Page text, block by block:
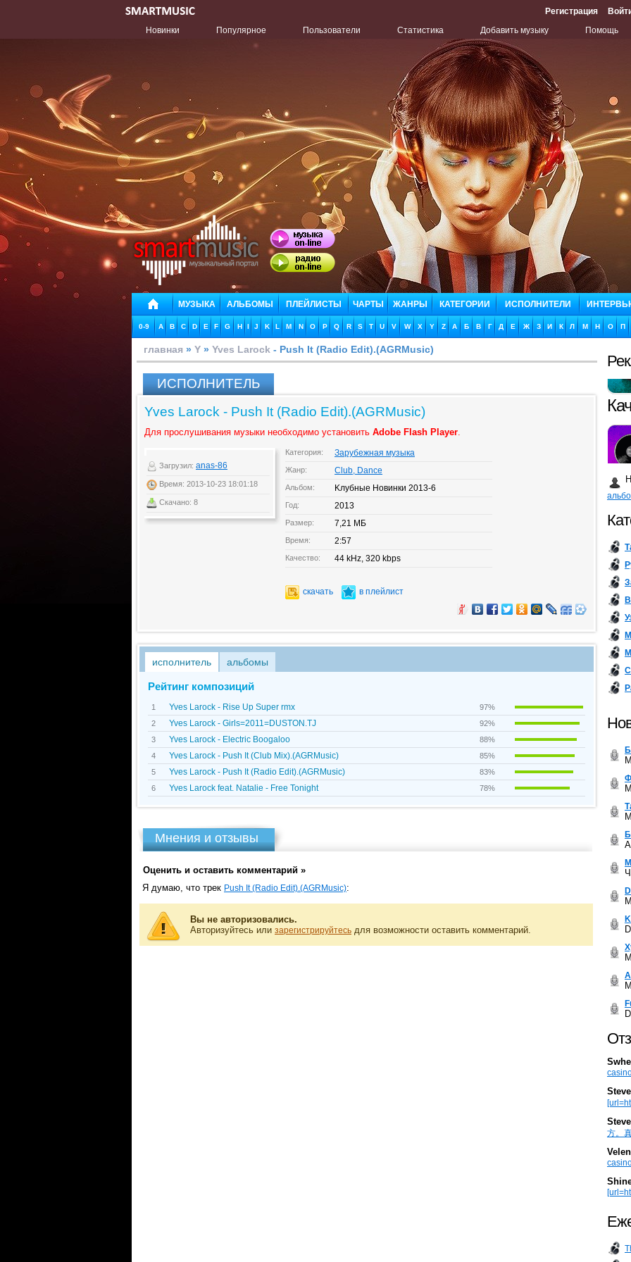
Регистрация
Новинки
Популярное Пользователи Статистика Добавить музыку Помощь
МУЗЫКА АЛЬБОМЫ ПЛЕЙЛИСТЫ ЧАРТЫ ЖАНРЫ КАТЕГОРИИ ИСПОЛНИТЕЛИ
0-9 A B C D E F G H I J K L M N O P Q R S T U V W X Y Z А Б В Г Д Е Ж З И К Л М Н О П
главная » Y » Yves Larock - Push It (Radio Edit).(AGRMusic)
ИСПОЛНИТЕЛЬ
Yves Larock - Push It (Radio Edit).(AGRMusic)
Для прослушивания музыки необходимо установить Adobe Flash Player.
Загрузил: anas-86
Время: 2013-10-23 18:01:18
Скачано: 8
Категория: Зарубежная музыка
Жанр: Club, Dance
Альбом: Kлубные Новинки 2013-6
Год: 2013
Размер: 7,21 МБ
Время: 2:57
Качество: 44 kHz, 320 kbps
скачать в плейлист
исполнитель альбомы
Рейтинг композиций
1 Yves Larock - Rise Up Super rmx
97%
2
Yves Larock - Girls=2011=DUSTON.TJ
92%
3
Yves Larock - Electric Boogaloo
88%
4
Yves Larock - Push It (Club Mix).(AGRMusic)
85%
5
Yves Larock - Push It (Radio Edit).(AGRMusic)
83%
6
Yves Larock feat. Natalie - Free Tonight 78%
Мнения и отзывы
Оценить и оставить комментарий »
Я думаю, что трек Push It (Radio Edit).(AGRMusic):
Вы не авторизовались.
Авторизуйтесь или зарегистрируйтесь для возможности оставить комментарий.
方。